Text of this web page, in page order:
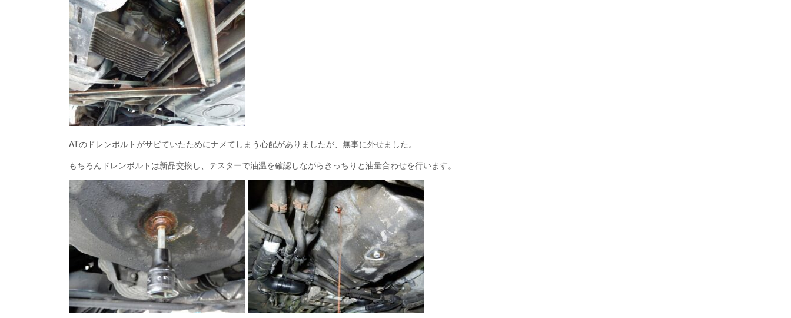
ATのドレンボルトがサビていたためにナメてしまう心配がありましたが、無事に外せました。
もちろんドレンボルトは新品交換し、テスターで油温を確認しながらきっちりと油量合わせを行います。